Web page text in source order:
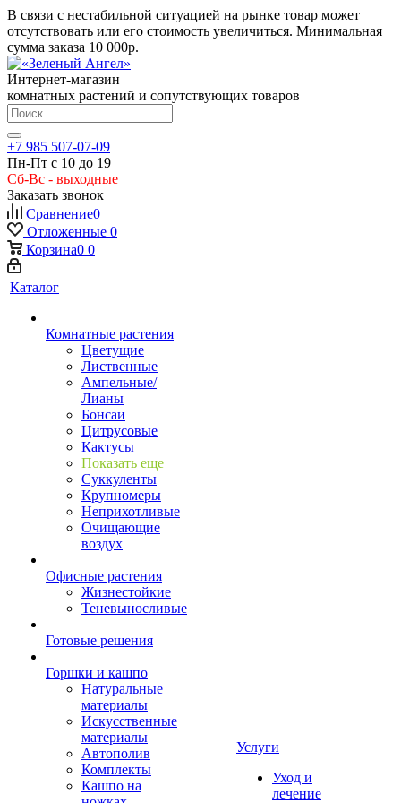
В связи с нестабильной ситуацией на рынке товар может
отсутствовать или его стоимость увеличиться. Минимальная
сумма заказа 10 000р.
Интернет-магазин
комнатных растений и сопутствующих товаров
+7 985 507-07-09
Пн-Пт с 10 до 19
Сб-Вс - выходные
Заказать звонок
Сравнение0
Отложенные 0
Корзина0 0
Каталог
Комнатные растения
Цветущие
Лиственные
Ампельные/
Лианы
Бонсаи
Цитрусовые
Кактусы
Показать еще
Суккуленты
Крупномеры
Неприхотливые
Очищающие
воздух
Офисные растения
Жизнестойкие
Теневыносливые
Готовые решения
Горшки и кашпо
Натуральные
материалы
Искусственные
материалы
Автополив
Комплекты
Кашпо на
Услуги
Уход и
лечение